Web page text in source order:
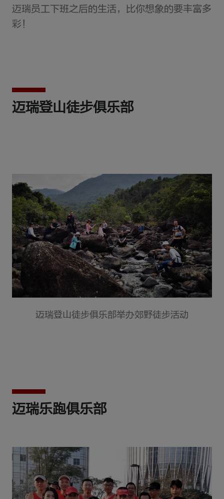
迈瑞员工下班之后的生活，比你想象的要丰富多
彩！
迈瑞登山徒步俱乐部
迈瑞登山徒步俱乐部举办郊野徒步活动
迈瑞乐跑俱乐部